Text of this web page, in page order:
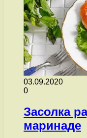
03.09.2020
0
Засолка
маринаде